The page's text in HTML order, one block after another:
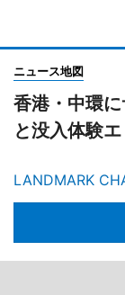
ニュース地図
香港・中環
と没入体験
LANDMARK